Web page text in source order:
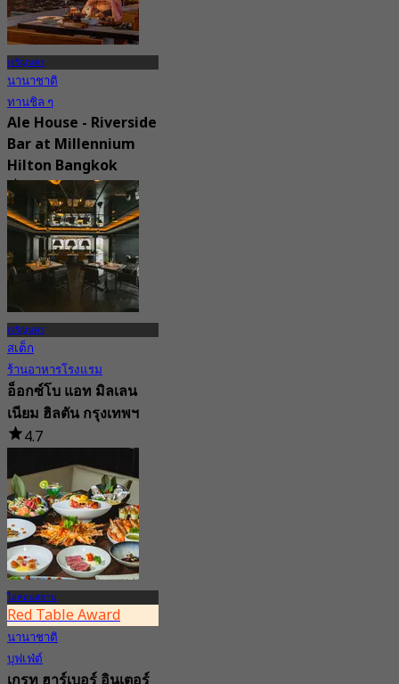
เจริญนคร
นานาชาติ
ทานชิล ๆ
Ale House - Riverside
Bar at Millennium
Hilton Bangkok
140 การจอง
จาก฿ 699
เจริญนคร
สเต็ก
ร้านอาหารโรงแรม
อ็อกซ์โบ แอท มิลเลน
เนียม ฮิลตัน กรุงเทพฯ
4.7
367 การจอง
จาก ฿ 500
ไอคอนสยาม
Red Table Award
นานาชาติ
บุฟเฟ่ต์